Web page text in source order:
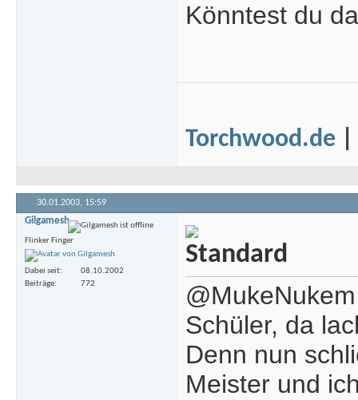
Könntest du
Torchwood.de
30.01.2003, 15:59
Gilgamesh
Flinker Finger
Dabei seit
08.10.2002
Beiträge
772
@MukeNukem
Schüler, da
Denn nun
Meister und